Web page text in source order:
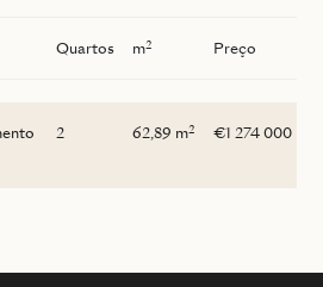
Quartos m2 Preço
2 62,89 m2 €1 274 000